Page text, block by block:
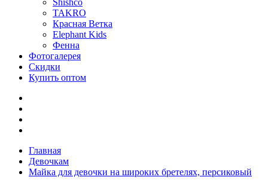
Shishco
TAKRO
Красная Ветка
Elephant Kids
Фенна
Фотогалерея
Скидки
Купить оптом
Главная
Девочкам
Майка для девочки на широких бретелях, персиковый